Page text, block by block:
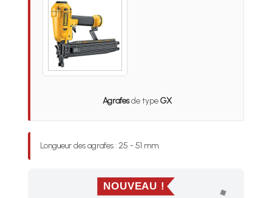
Agrafesde typeGX
Longueur des agrafes : 25 - 51 mm.
NOUVEAU !